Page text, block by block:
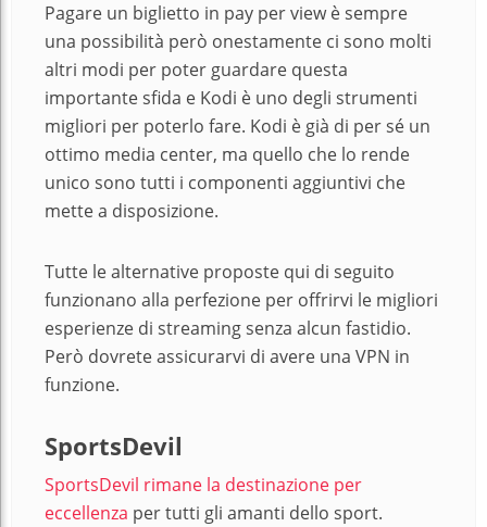
Pagare un biglietto in pay per view è sempre
una possibilità però onestamente ci sono molti
altri modi per poter guardare questa
importante sfida e Kodi è uno degli strumenti
migliori per poterlo fare. Kodi è già di per sé un
ottimo media center, ma quello che lo rende
unico sono tutti i componenti aggiuntivi che
mette a disposizione.
Tutte le alternative proposte qui di seguito
funzionano alla perfezione per offrirvi le migliori
esperienze di streaming senza alcun fastidio.
Però dovrete assicurarvi di avere una VPN in
funzione.
SportsDevil
SportsDevil rimane la destinazione per
eccellenza per tutti gli amanti dello sport.